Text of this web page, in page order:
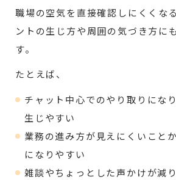
職場の空気を直接確認しにくくな
ントの生じ方や周囲の気づき方に
す。
たとえば、
チャット中心でのやり取りにな
生じやすい
業務の進み方が見えにくいこと
になりやすい
雑談やちょっとした声かけが減